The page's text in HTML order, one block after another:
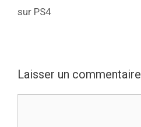
sur PS4
Laisser un commentaire